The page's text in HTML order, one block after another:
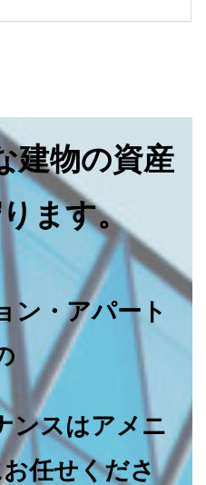
建物の資産
ます。
ン・アパート
ンスはアメニ
任せくださ